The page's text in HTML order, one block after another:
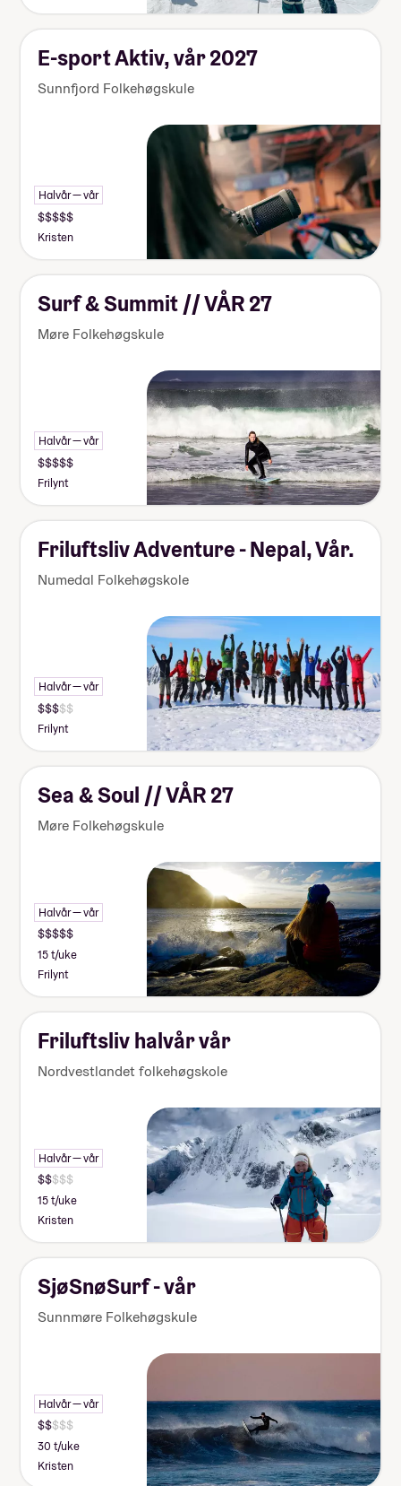
E-sport Aktiv, vår 2027
Sunnfjord Folkehøgskule
Halvår — vår
Kristen
Surf & Summit // VÅR 27
Møre Folkehøgskule
Halvår — vår
Frilynt
Friluftsliv Adventure - Nepal, Vår.
Numedal Folkehøgskole
Halvår — vår
Frilynt
Sea & Soul // VÅR 27
Møre Folkehøgskule
Halvår — vår
15 t/uke
Frilynt
Friluftsliv halvår vår
Nordvestlandet folkehøgskole
Halvår — vår
15 t/uke
Kristen
SjøSnøSurf - vår
Sunnmøre Folkehøgskule
Halvår — vår
30 t/uke
Kristen